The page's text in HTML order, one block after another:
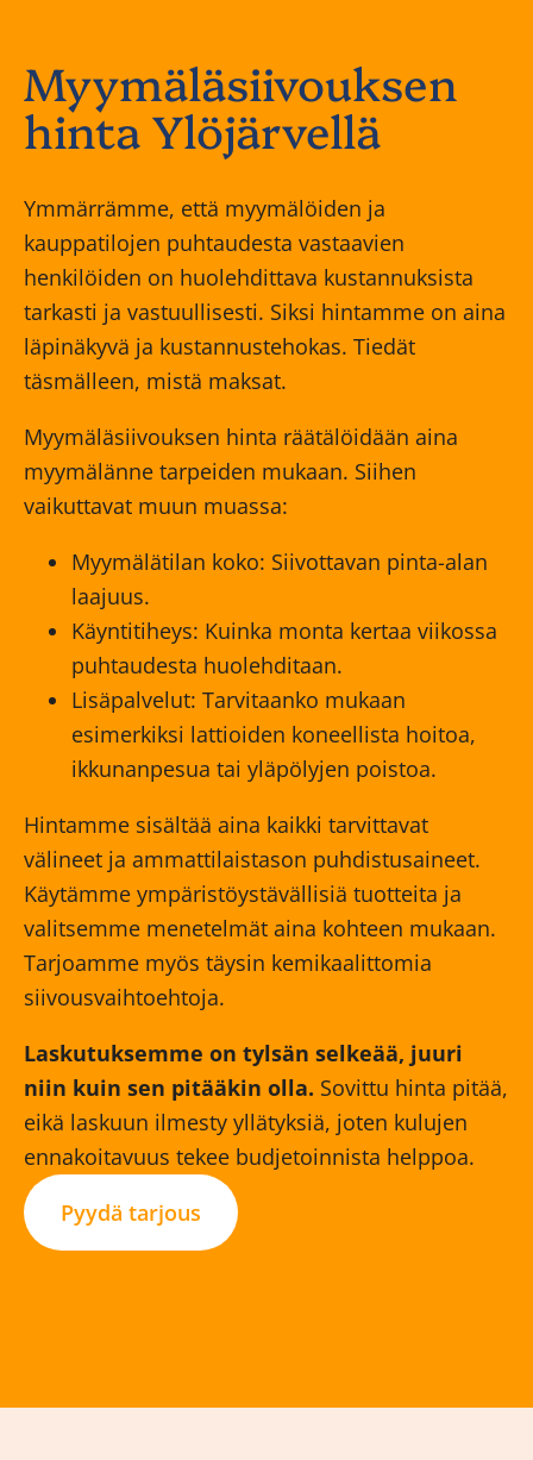
Myymäläsiivouksen
hinta Ylöjärvellä
Ymmärrämme, että myymälöiden ja
kauppatilojen puhtaudesta vastaavien
henkilöiden on huolehdittava kustannuksista
tarkasti ja vastuullisesti. Siksi hintamme on aina
läpinäkyvä ja kustannustehokas. Tiedät
täsmälleen, mistä maksat.
Myymäläsiivouksen hinta räätälöidään aina
myymälänne tarpeiden mukaan. Siihen
vaikuttavat muun muassa:
Myymälätilan koko: Siivottavan pinta-alan
laajuus.
Käyntitiheys: Kuinka monta kertaa viikossa
puhtaudesta huolehditaan.
Lisäpalvelut: Tarvitaanko mukaan
esimerkiksi lattioiden koneellista hoitoa,
ikkunanpesua tai yläpölyjen poistoa.
Hintamme sisältää aina kaikki tarvittavat
välineet ja ammattilaistason puhdistusaineet.
Käytämme ympäristöystävällisiä tuotteita ja
valitsemme menetelmät aina kohteen mukaan.
Tarjoamme myös täysin kemikaalittomia
siivousvaihtoehtoja.
Laskutuksemme on tylsän selkeää, juuri
niin kuin sen pitääkin olla. Sovittu hinta pitää,
eikä laskuun ilmesty yllätyksiä, joten kulujen
ennakoitavuus tekee budjetoinnista helppoa.
Pyydä tarjous